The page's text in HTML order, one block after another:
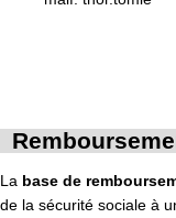
La base de
de la sécurité sociale à